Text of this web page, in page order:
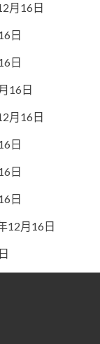
月16日
日
日
16日
月16日
日
日
日
12月16日